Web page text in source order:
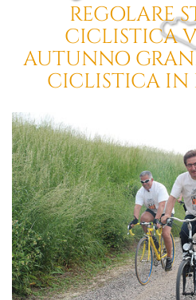
REGOLARE
CICLISTICA
AUTUNNO
CICLISTICA IN